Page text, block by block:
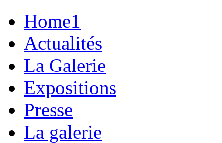
Home1
Actualités
La Galerie
Expositions
Presse
La galerie